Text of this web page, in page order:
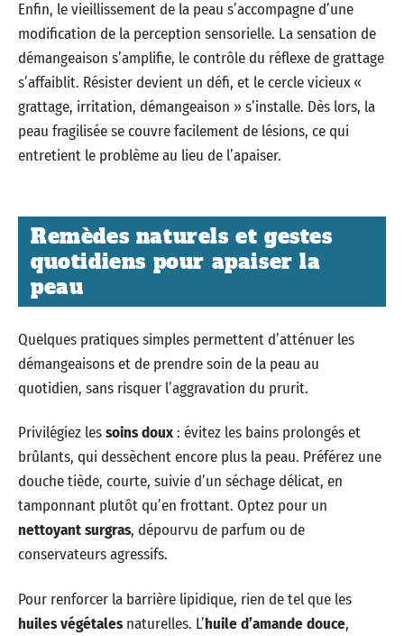
Enfin, le vieillissement de la peau s’accompagne d’une
modification de la perception sensorielle. La sensation de
démangeaison s’amplifie, le contrôle du réflexe de grattage
s’affaiblit. Résister devient un défi, et le cercle vicieux «
grattage, irritation, démangeaison » s’installe. Dès lors, la
peau fragilisée se couvre facilement de lésions, ce qui
entretient le problème au lieu de l’apaiser.
Remèdes naturels et gestes
quotidiens pour apaiser la
peau
Quelques pratiques simples permettent d’atténuer les
démangeaisons et de prendre soin de la peau au
quotidien, sans risquer l’aggravation du prurit.
Privilégiez lessoins doux: évitez les bains prolongés et
brûlants, qui dessèchent encore plus la peau. Préférez une
douche tiède, courte, suivie d’un séchage délicat, en
tamponnant plutôt qu’en frottant. Optez pour un
nettoyant surgras, dépourvu de parfum ou de
conservateurs agressifs.
Pour renforcer la barrière lipidique, rien de tel que les
huiles végétalesnaturelles. L’huile d’amande douce,